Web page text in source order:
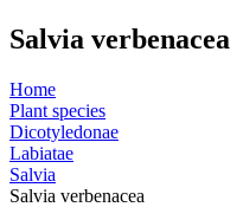
Salvia verbenacea
Home
Plant species
Dicotyledonae
Labiatae
Salvia
Salvia verbenacea